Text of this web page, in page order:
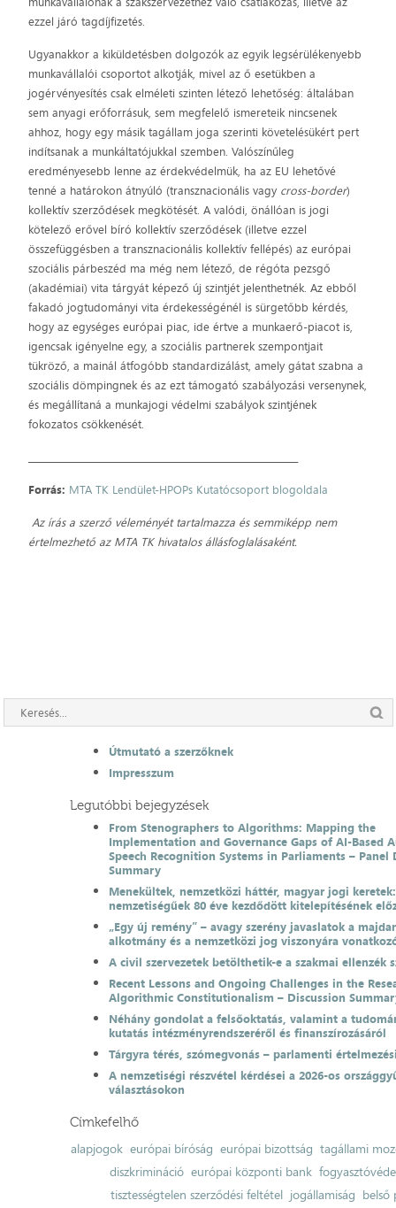
ezzel járó tagdíjfizetés.
Ugyanakkor a kiküldetésben dolgozók az egyik legsérülékenyebb
munkavállalói csoportot alkotják, mivel az ő esetükben a
jogérvényesítés csak elméleti szinten létező lehetőség: általában
sem anyagi erőforrásuk, sem megfelelő ismereteik nincsenek
ahhoz, hogy egy másik tagállam joga szerinti követelésükért pert
indítsanak a munkáltatójukkal szemben. Valószínűleg
eredményesebb lenne az érdekvédelmük, ha az EU lehetővé
tenné a határokon átnyúló (transznacionális vagy cross-border)
kollektív szerződések megkötését. A valódi, önállóan is jogi
kötelező erővel bíró kollektív szerződések (illetve ezzel
összefüggésben a transznacionális kollektív fellépés) az európai
szociális párbeszéd ma még nem létező, de régóta pezsgő
(akadémiai) vita tárgyát képező új szintjét jelenthetnék. Az ebből
fakadó jogtudományi vita érdekességénél is sürgetőbb kérdés,
hogy az egységes európai piac, ide értve a munkaerő-piacot is,
igencsak igényelne egy, a szociális partnerek szempontjait
tükröző, a mainál átfogóbb standardizálást, amely gátat szabna a
szociális dömpingnek és az ezt támogató szabályozási versenynek,
és megállítaná a munkajogi védelmi szabályok szintjének
fokozatos csökkenését.
Forrás: MTA TK Lendület-HPOPs Kutatócsoport blogoldala
Az írás a szerző véleményét tartalmazza és semmiképp nem
értelmezhető az MTA TK hivatalos állásfoglalásaként.
Útmutató a szerzőknek
Impresszum
Legutóbbi bejegyzések
From Stenographers to Algorithms: Mapping the
Implementation and Governance Gaps of AI-Based
Speech Recognition Systems in Parliaments – Panel
Summary
Menekültek, nemzetközi háttér, magyar jogi
nemzetiségűek 80 éve kezdődött kitelepítésének
„Egy új remény” – avagy szerény javaslatok a
alkotmány és a nemzetközi jog viszonyára
A civil szervezetek betölthetik-e a szakmai ellenzék
Recent Lessons and Ongoing Challenges in the
Algorithmic Constitutionalism – Discussion
Néhány gondolat a felsőoktatás, valamint a
kutatás intézményrendszeréről és finanszírozásáról
Tárgyra térés, szómegvonás – parlamenti
A nemzetiségi részvétel kérdései a 2026-os
választásokon
Címkefelhő
alapjogok európai bíróság európai bizottság tagállami
diszkrimináció európai központi bank
tisztességtelen szerződési feltétel jogállamiság belső